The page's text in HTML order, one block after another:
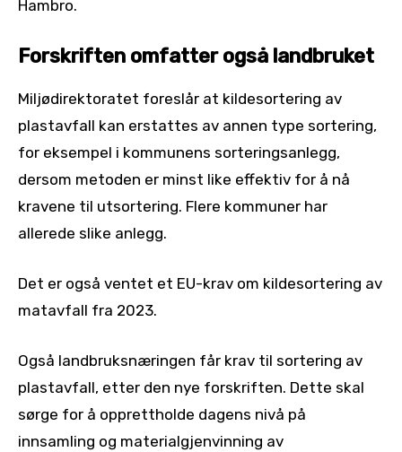
Hambro.
Forskriften omfatter også landbruket
Miljødirektoratet foreslår at kildesortering av
plastavfall kan erstattes av annen type sortering,
for eksempel i kommunens sorteringsanlegg,
dersom metoden er minst like effektiv for å nå
kravene til utsortering. Flere kommuner har
allerede slike anlegg.
Det er også ventet et EU-krav om kildesortering av
matavfall fra 2023.
Også landbruksnæringen får krav til sortering av
plastavfall, etter den nye forskriften. Dette skal
sørge for å opprettholde dagens nivå på
innsamling og materialgjenvinning av